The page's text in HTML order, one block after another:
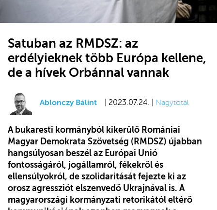
Satuban az RMDSZ: az
erdélyieknek több Európa kellene,
de a hívek Orbánnal vannak
Ablonczy Bálint | 2023.07.24. | Nagytotál
A bukaresti kormányból kikerülő Romániai
Magyar Demokrata Szövetség (RMDSZ) újabban
hangsúlyosan beszél az Európai Unió
fontosságáról, jogállamról, fékekről és
ellensúlyokról, de szolidaritását fejezte ki az
orosz agressziót elszenvedő Ukrajnával is. A
magyarországi kormányzati retorikától eltérő